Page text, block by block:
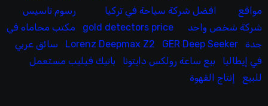
مواقع
افضل شركة سياحة في تركيا
رسوم تاسيس
شركة شخص واحد
gold detectors price
مكتب محاماه في
جدة
Lorenz Deepmax Z2 GER Deep Seeker
سائق عربي
في إيطاليا
بيع ساعة رولكس دايتونا
باتيك فيليب مستعمل
للبيع
إنتاج القهوة